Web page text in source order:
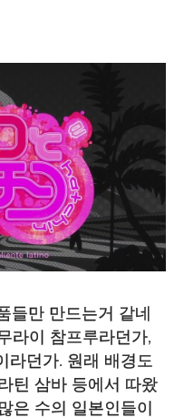
들만 만드는거 같네
라이 참프루라던가,
라던가. 원래 배경도
틴 삼바 등에서 따왔
은 수의 일본인들이